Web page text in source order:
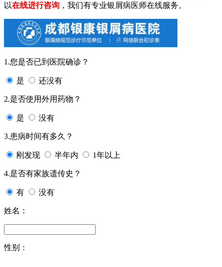
以在线进行咨询 ，我们有专业银屑病医师在线服务。
1.您是否已到医院确诊？
是 还没有
2.是否使用外用药物？
是 没有
3.患病时间有多久？
刚发现 半年内 1年以上
4.是否有家族遗传史？
有 没有
姓名：
性别：